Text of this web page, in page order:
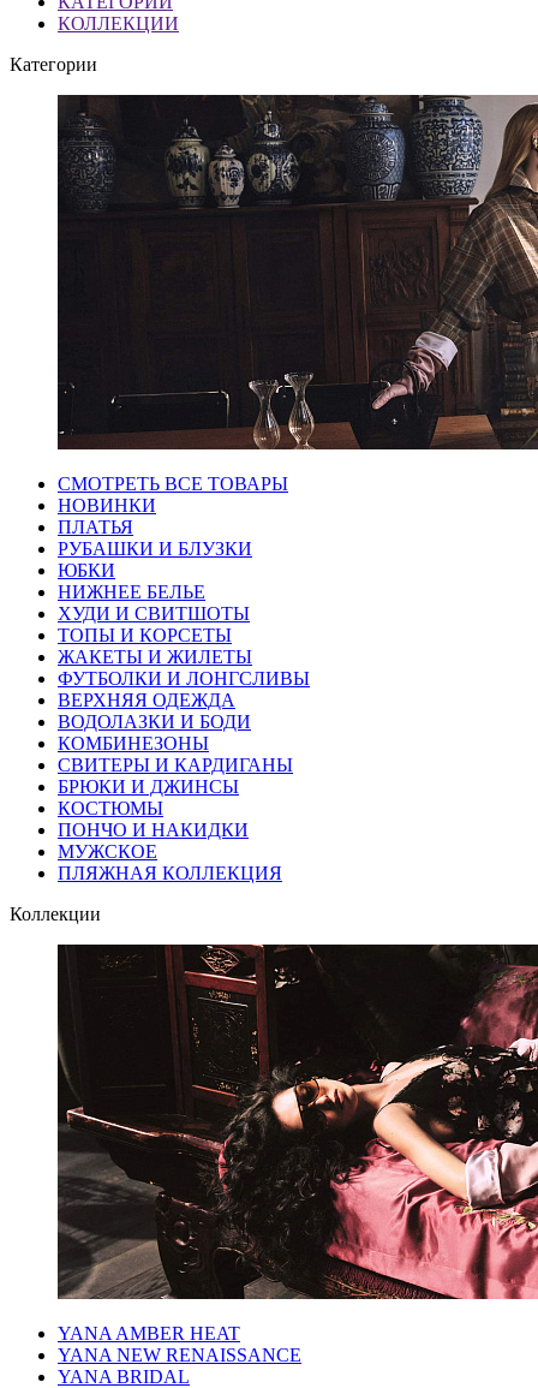
КОЛЛЕКЦИИ
Категории
СМОТРЕТЬ ВСЕ ТОВАРЫ
НОВИНКИ
ПЛАТЬЯ
РУБАШКИ И БЛУЗКИ
ЮБКИ
НИЖНЕЕ БЕЛЬЕ
ХУДИ И СВИТШОТЫ
ТОПЫ И КОРСЕТЫ
ЖАКЕТЫ И ЖИЛЕТЫ
ФУТБОЛКИ И ЛОНГСЛИВЫ
ВЕРХНЯЯ ОДЕЖДА
ВОДОЛАЗКИ И БОДИ
КОМБИНЕЗОНЫ
СВИТЕРЫ И КАРДИГАНЫ
БРЮКИ И ДЖИНСЫ
КОСТЮМЫ
ПОНЧО И НАКИДКИ
МУЖСКОЕ
ПЛЯЖНАЯ КОЛЛЕКЦИЯ
Коллекции
YANA AMBER HEAT
YANA NEW RENAISSANCE
YANA BRIDAL